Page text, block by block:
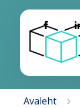
Avaleht